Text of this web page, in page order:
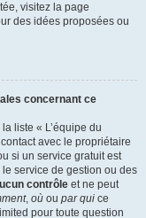
visitez la page
des idées proposées ou
concernant ce
liste « L’équipe du
avec le propriétaire
si un service gratuit est
service de gestion ou des
contrôle et ne peut
, où ou par qui ce
pour toute question